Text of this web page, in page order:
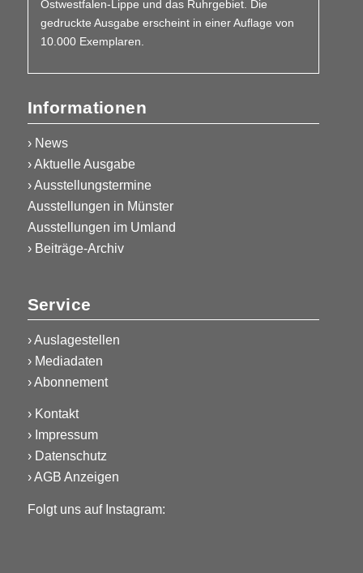
Ostwestfalen-Lippe und das Ruhrgebiet. Die
gedruckte Ausgabe erscheint in einer Auflage von
10.000 Exemplaren.
Informationen
› News
› Aktuelle Ausgabe
› Ausstellungstermine
Ausstellungen in Münster
Ausstellungen im Umland
› Beiträge-Archiv
Service
›Auslagestellen
› Mediadaten
›Abonnement
› Kontakt
› Impressum
› Datenschutz
›AGB Anzeigen
Folgt uns auf Instagram: